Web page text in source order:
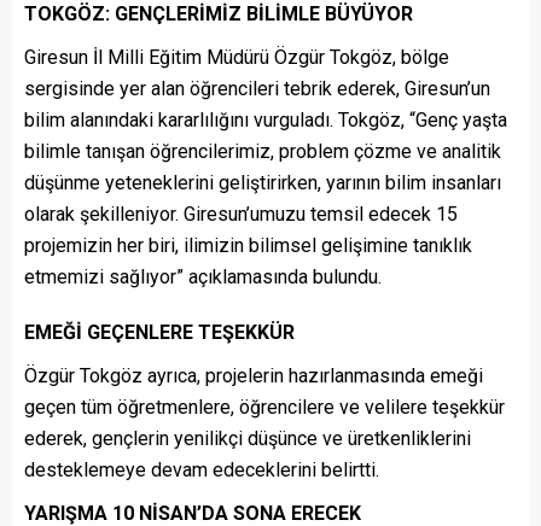
TOKGÖZ: GENÇLERİMİZ BİLİMLE BÜYÜYOR
Giresun İl Milli Eğitim Müdürü Özgür Tokgöz, bölge
sergisinde yer alan öğrencileri tebrik ederek, Giresun’un
bilim alanındaki kararlılığını vurguladı. Tokgöz, “Genç yaşta
bilimle tanışan öğrencilerimiz, problem çözme ve analitik
düşünme yeteneklerini geliştirirken, yarının bilim insanları
olarak şekilleniyor. Giresun’umuzu temsil edecek 15
projemizin her biri, ilimizin bilimsel gelişimine tanıklık
etmemizi sağlıyor” açıklamasında bulundu.
EMEĞİ GEÇENLERE TEŞEKKÜR
Özgür Tokgöz ayrıca, projelerin hazırlanmasında emeği
geçen tüm öğretmenlere, öğrencilere ve velilere teşekkür
ederek, gençlerin yenilikçi düşünce ve üretkenliklerini
desteklemeye devam edeceklerini belirtti.
YARIŞMA 10 NİSAN’DA SONA ERECEK